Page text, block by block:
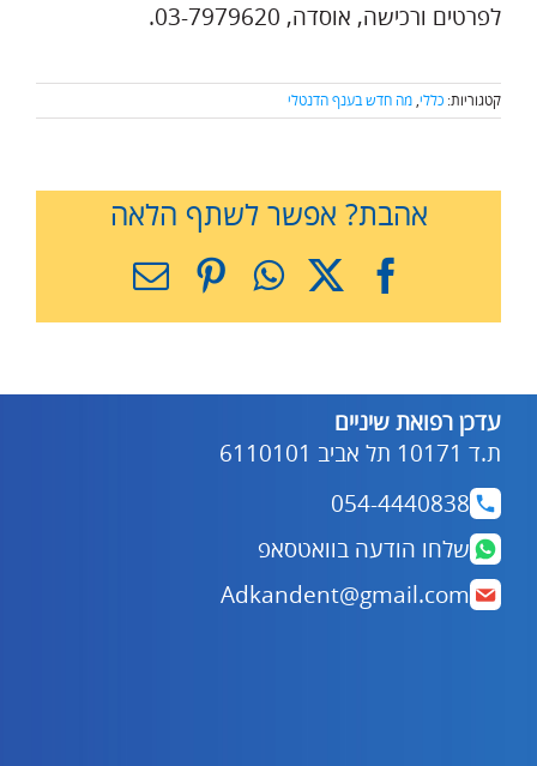
לפרטים ורכישה, אוסדה, 03-7979620.
קטגוריות: כללי,מה חדש בענף הדנטלי
אהבת? אפשר לשתף הלאה
Facebook
X
WhatsApp
Pinterest
כתובת
עדכן רפואת שיניים
ת.ד 10171 תל אביב 6110101
054-4440838
שלחו הודעה בוואטסאפ
Adkandent@gmail.com